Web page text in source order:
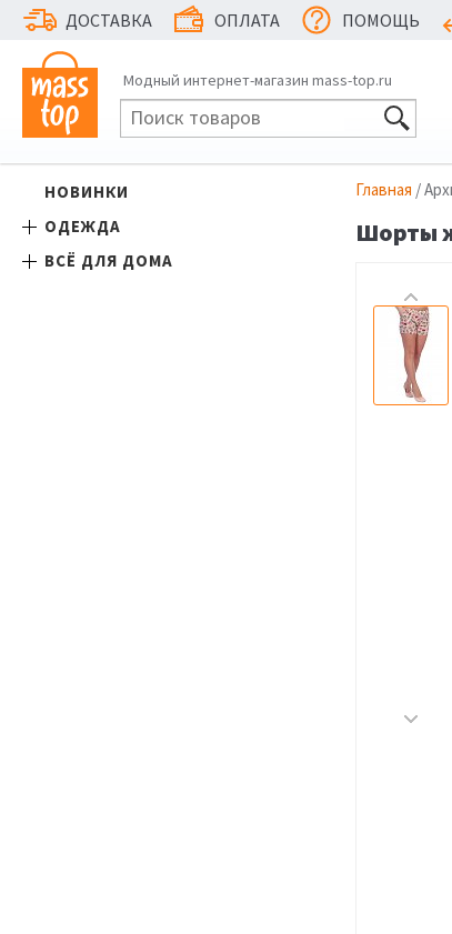
ДОСТАВКА ОПЛАТА ПОМОЩЬ
Модный интернет-магазин mass-top.ru
НОВИНКИ
ОДЕЖДА
ВСЁ ДЛЯ ДОМА
Главная /
Шорты